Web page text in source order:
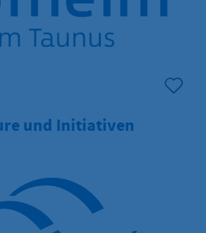
und Initiativen